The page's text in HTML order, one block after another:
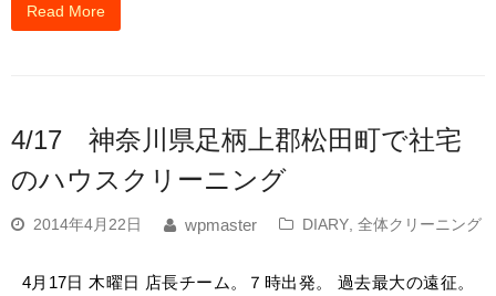
Read More
4/17 神奈川県足柄上郡松田町で社宅
のハウスクリーニング
2014年4月22日 wpmaster DIARY 全体クリーニング
4月17日 木曜日 店長チーム。７時出発。 過去最大の遠征。